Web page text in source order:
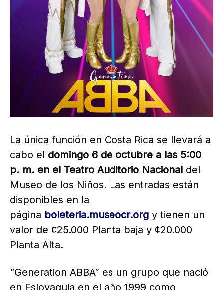
La única función en Costa Rica se llevará a
cabo el domingo 6 de octubre a las 5:00
p. m. en el Teatro Auditorio Nacional del
Museo de los Niños. Las entradas están
disponibles en la
página boleteria.museocr.org y tienen un
valor de ¢25.000 Planta baja y ¢20.000
Planta Alta.
“Generation ABBA” es un grupo que nació
en Eslovaquia en el año 1999 como